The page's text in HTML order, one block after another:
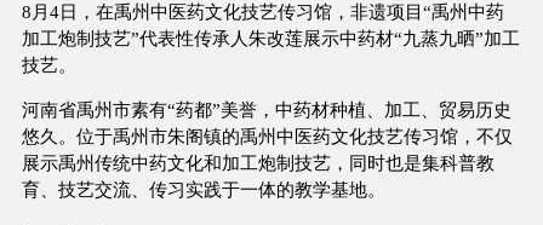
8月4日，在禹州中医药文化技艺传习馆，非遗项目“禹州中药
加工炮制技艺”代表性传承人朱改莲展示中药材“九蒸九晒”加工
技艺。
河南省禹州市素有“药都”美誉，中药材种植、加工、贸易历史
悠久。位于禹州市朱阁镇的禹州中医药文化技艺传习馆，不仅
展示禹州传统中药文化和加工炮制技艺，同时也是集科普教
育、技艺交流、传习实践于一体的教学基地。